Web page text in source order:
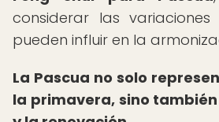
considerar las
pueden influir en la
La Pascua no solo
la primavera, sino